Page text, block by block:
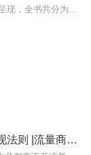
流量变现全案：全方位流量变现法则 |流量商业化